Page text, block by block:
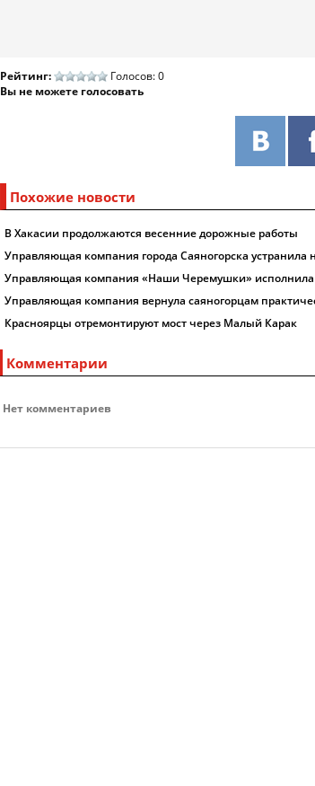
Рейтинг:
Голосов: 0
Вы не можете голосовать
Похожие новости
В Хакасии продолжаются весенние дорожные работы
Управляющая компания города Саяногорска
Управляющая компания «Наши Черемушки»
Управляющая компания вернула саяногорцам
Красноярцы отремонтируют мост через Малый Карак
Комментарии
Нет комментариев